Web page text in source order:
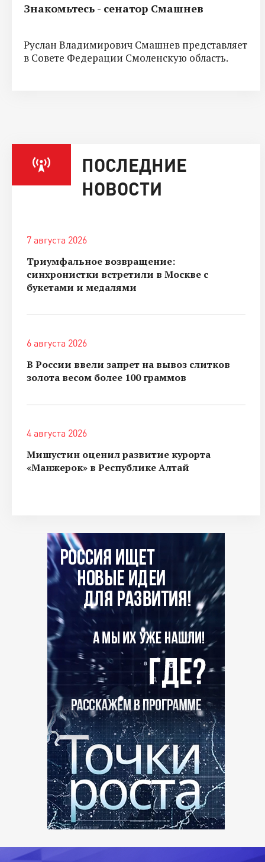
Знакомьтесь - сенатор Смашнев
Руслан Владимирович Смашнев представляет
в Совете Федерации Смоленскую область.
ПОСЛЕДНИЕ
НОВОСТИ
7 августа 2026
Триумфальное возвращение:
синхронистки встретили в Москве с
букетами и медалями
6 августа 2026
В России ввели запрет на вывоз слитков
золота весом более 100 граммов
4 августа 2026
Мишустин оценил развитие курорта
«Манжерок» в Республике Алтай